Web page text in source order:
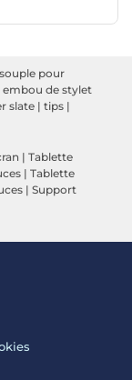
pour
embou de stylet
slate | tips |
| Tablette
| Tablette
| Support